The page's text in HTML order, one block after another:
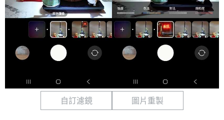
自訂濾鏡 圖片重製